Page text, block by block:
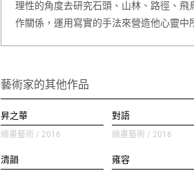
理性的角度去研究石頭、山林、路徑、飛
作關係，運用寫實的手法來營造他心靈中
藝術家的其他作品
昇之華
繪畫藝術 / 2016
對語
繪畫藝術 / 2016
清韻 雍容